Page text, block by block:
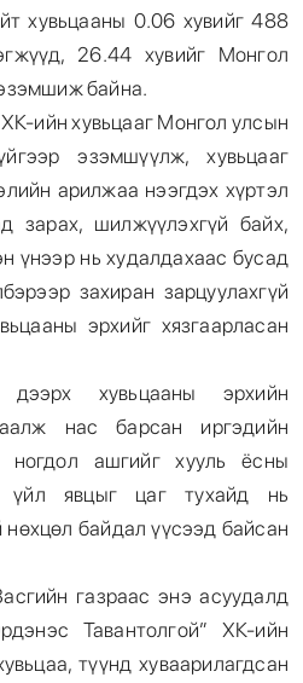
хувьцааны 0.06 хувийг 488
26.44 хувийг Монгол
байна.
ийн хувьцааг Монгол улсын
эзэмшүүлж, хувьцааг
арилжаа нээгдэх хүртэл
зарах, шилжүүлэхгүй байх,
үнээр нь худалдахаас бусад
захиран зарцуулахгүй
эрхийг хязгаарласан
дээрх хувьцааны эрхийн
нас барсан иргэдийн
ногдол ашгийг хууль ёсны
үйл явцыг цаг тухайд нь
байдал үүсээд байсан
газраас энэ асуудалд
Тавантолгой” ХК-ийн
түүнд хуваарилагдсан